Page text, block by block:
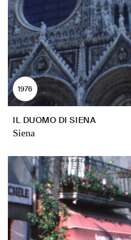
1976
IL DUOMO DI SIENA
Siena